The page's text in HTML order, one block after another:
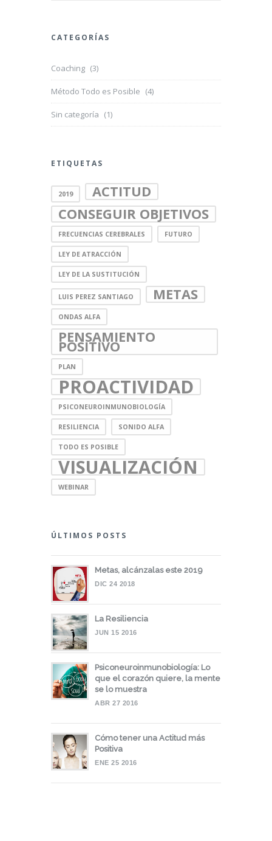
CATEGORÍAS
Coaching (3)
Método Todo es Posible (4)
Sin categoría (1)
ETIQUETAS
2019
ACTITUD
CONSEGUIR OBJETIVOS
FRECUENCIAS CEREBRALES FUTURO
LEY DE ATRACCIÓN
LEY DE LA SUSTITUCIÓN
LUIS PEREZ SANTIAGO METAS
ONDAS ALFA
PENSAMIENTO
POSITIVO
PLAN
PROACTIVIDAD
PSICONEUROINMUNOBIOLOGÍA
RESILIENCIA SONIDO ALFA
TODO ES POSIBLE
VISUALIZACIÓN
WEBINAR
ÚLTIMOS POSTS
Metas, alcánzalas este 2019
DIC 24 2018
La Resiliencia
JUN 15 2016
Psiconeuroinmunobiología: Lo
que el corazón quiere, la mente
se lo muestra
ABR 27 2016
Cómo tener una Actitud más
Positiva
ENE 25 2016